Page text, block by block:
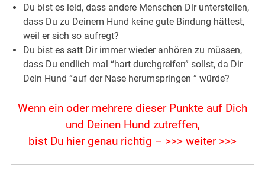
Du bist es leid, dass andere Menschen Dir unterstellen,
dass Du zu Deinem Hund keine gute Bindung hättest,
weil er sich so aufregt?
Du bist es satt Dir immer wieder anhören zu müssen,
dass Du endlich mal “hart durchgreifen” sollst, da Dir
Dein Hund “auf der Nase herumspringen ” würde?
Wenn ein oder mehrere dieser Punkte auf Dich
und Deinen Hund zutreffen,
bist Du hier genau richtig – >>> weiter >>>